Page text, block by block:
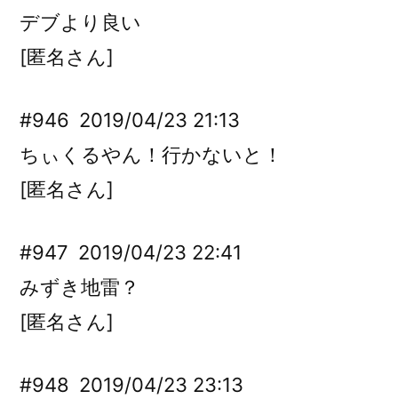
デブより良い
[匿名さん]
#946 2019/04/23 21:13
ちぃくるやん！行かないと！
[匿名さん]
#947 2019/04/23 22:41
みずき地雷？
[匿名さん]
#948 2019/04/23 23:13